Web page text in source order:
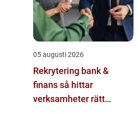
05 augusti 2026
Rekrytering bank &
finans så hittar
verksamheter rätt